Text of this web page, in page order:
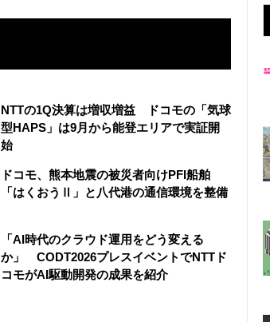
NTTの1Q決算は増収増益 ドコモの「気球
型HAPS」は9月から能登エリアで実証開
始
ドコモ、熊本地震の被災者向けPFI船舶
「はくおうⅡ」と八代港の通信環境を整備
「AI時代のクラウド運用をどう変える
か」 CODT2026プレスイベントでNTTド
コモがAI駆動開発の成果を紹介